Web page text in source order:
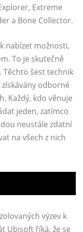
Extreme
a Bone Collector.
nabízet možnosti,
To je skutečně
Těchto šest technik
odborné
Každý, kdo věnuje
jeden, zatímco
neustále zdatní
na všech z nich
výzev k
Ubisoft říká, že se